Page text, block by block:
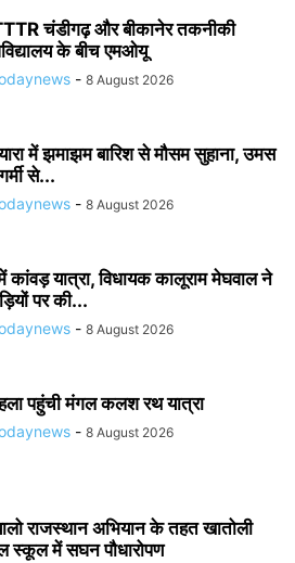
चंडीगढ़ और बीकानेर तकनीकी
के बीच एमओयू
- 8 August 2026
में झमाझम बारिश से मौसम सुहाना, उमस
से...
- 8 August 2026
कांवड़ यात्रा, विधायक कालूराम मेघवाल ने
पर की...
- 8 August 2026
पहुंची मंगल कलश रथ यात्रा
- 8 August 2026
राजस्थान अभियान के तहत खातोली
स्कूल में सघन पौधारोपण